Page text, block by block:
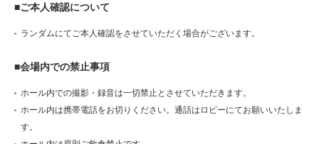
■ご本人確認について
ランダムにてご本人確認をさせていただく場合がございます。
■会場内での禁止事項
ホール内での撮影・録音は一切禁止とさせていただきます。
ホール内は携帯電話をお切りください。通話はロビーにてお願いいたしま
す。